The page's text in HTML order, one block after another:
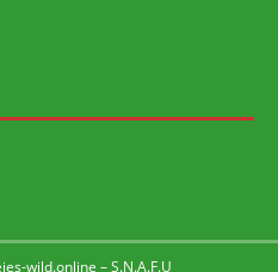
wild.online – S.N.A.F.U